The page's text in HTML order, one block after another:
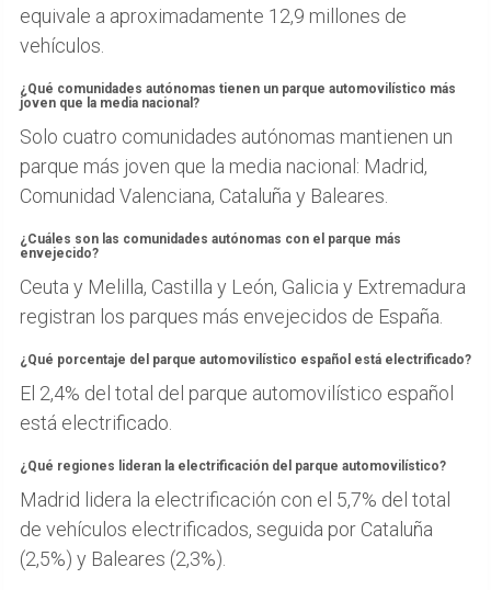
equivale a aproximadamente 12,9 millones de
vehículos.
¿Qué comunidades autónomas tienen un parque automovilístico más
joven que la media nacional?
Solo cuatro comunidades autónomas mantienen un
parque más joven que la media nacional: Madrid,
Comunidad Valenciana, Cataluña y Baleares.
¿Cuáles son las comunidades autónomas con el parque más
envejecido?
Ceuta y Melilla, Castilla y León, Galicia y Extremadura
registran los parques más envejecidos de España.
¿Qué porcentaje del parque automovilístico español está electrificado?
El 2,4% del total del parque automovilístico español
está electrificado.
¿Qué regiones lideran la electrificación del parque automovilístico?
Madrid lidera la electrificación con el 5,7% del total
de vehículos electrificados, seguida por Cataluña
(2,5%) y Baleares (2,3%).